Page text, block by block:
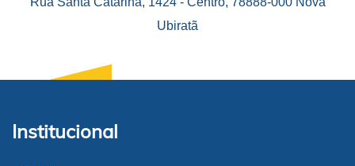
Ubiratã
Institucional